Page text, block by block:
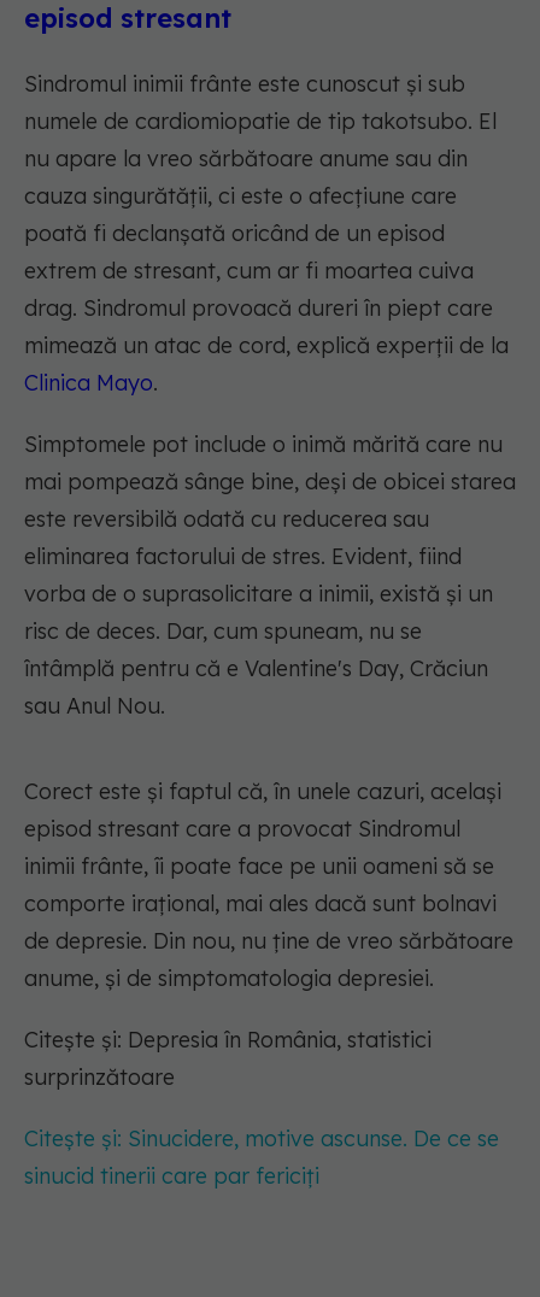
episod stresant
Sindromul inimii frânte este cunoscut și sub
numele de cardiomiopatie de tip takotsubo. El
nu apare la vreo sărbătoare anume sau din
cauza singurătății, ci este o afecțiune care
poată fi declanșată oricând de un episod
extrem de stresant, cum ar fi moartea cuiva
drag. Sindromul provoacă dureri în piept care
mimează un atac de cord, explică experții de la
Clinica Mayo.
Simptomele pot include o inimă mărită care nu
mai pompează sânge bine, deși de obicei starea
este reversibilă odată cu reducerea sau
eliminarea factorului de stres. Evident, fiind
vorba de o suprasolicitare a inimii, există și un
risc de deces. Dar, cum spuneam, nu se
întâmplă pentru că e Valentine's Day, Crăciun
sau Anul Nou.
Corect este și faptul că, în unele cazuri, același
episod stresant care a provocat Sindromul
inimii frânte, îi poate face pe unii oameni să se
comporte irațional, mai ales dacă sunt bolnavi
de depresie. Din nou, nu ține de vreo sărbătoare
anume, și de simptomatologia depresiei.
Citește și: Depresia în România, statistici
surprinzătoare
Citește și: Sinucidere, motive ascunse. De ce se
sinucid tinerii care par fericiți